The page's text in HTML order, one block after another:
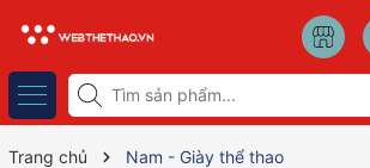
Trang chủ Nam - Giày thể thao